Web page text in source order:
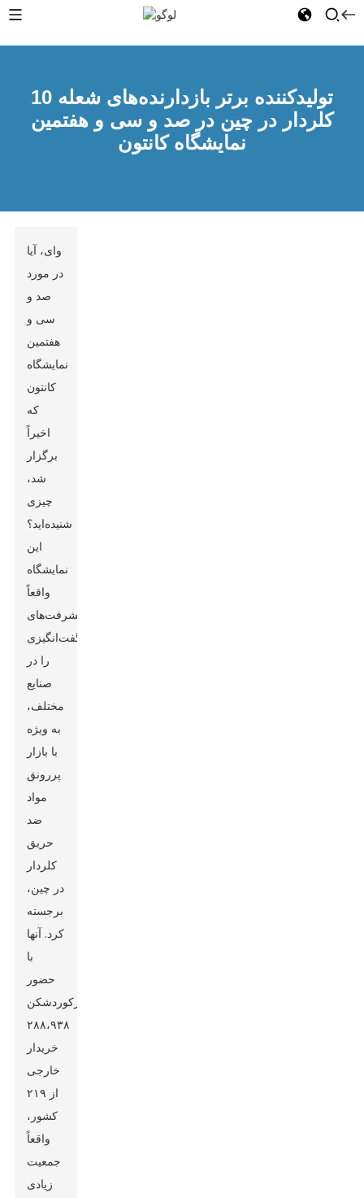
10 تولیدکننده برتر بازدارنده‌های شعله
کلردار در چین در صد و سی و هفتمین
نمایشگاه کانتون
وای، آیا
در مورد
صد و
سی و
هفتمین
نمایشگاه
کانتون
که
اخیراً
برگزار
شد،
چیزی
شنیده‌اید؟
این
نمایشگاه
واقعاً
پیشرفت‌های
شگفت‌انگیزی
را در
صنایع
مختلف،
به ویژه
با بازار
پررونق
مواد
ضد
حریق
کلردار
در چین،
برجسته
کرد. آنها
با
حضور
رکوردشکن
۲۸۸،۹۳۸
خریدار
خارجی
از ۲۱۹
کشور،
واقعاً
جمعیت
زیادی